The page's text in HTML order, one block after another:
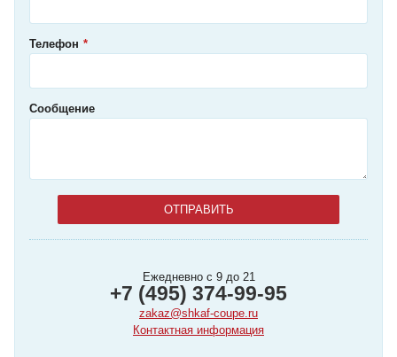
Телефон
Сообщение
Ежедневно с 9 до 21
+7 (495) 374-99-95
zakaz@shkaf-coupe.ru
Контактная информация